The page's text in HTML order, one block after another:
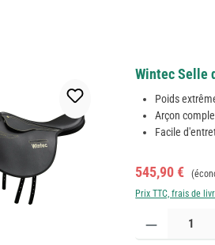
Wintec Selle
Poids
Arçon
Facile
Prix de vente :
545,90 € Prix
Prix TTC, frais de
Quantité de